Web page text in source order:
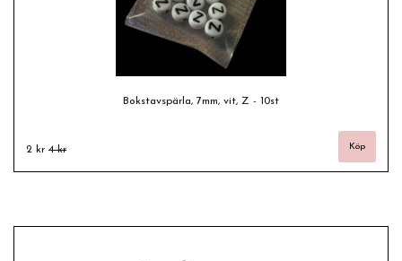
Bokstavspärla, 7mm, vit, Z - 10st
2 kr 4 kr